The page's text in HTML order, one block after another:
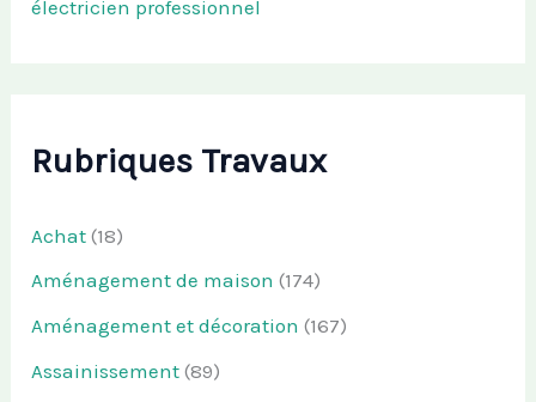
électricien professionnel
Rubriques Travaux
Achat (18)
Aménagement de maison (174)
Aménagement et décoration (167)
Assainissement (89)